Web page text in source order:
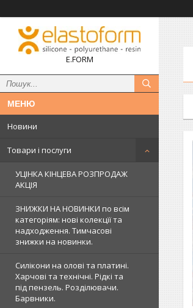
E.FORM
Новини
Товари і послуги
УЦІНКА КІНЦЕВА РОЗПРОДАЖ
АКЦІЯ
ЗНИЖКИ НА НОВИНКИ по всім
категоріям: нові колекцїї та
надходження. Тимчасові
знижки на новинки.
Силікони на олові та платині.
Харчові та технічні. Рідкі та
під пензель. Розділювачи.
Барвники.